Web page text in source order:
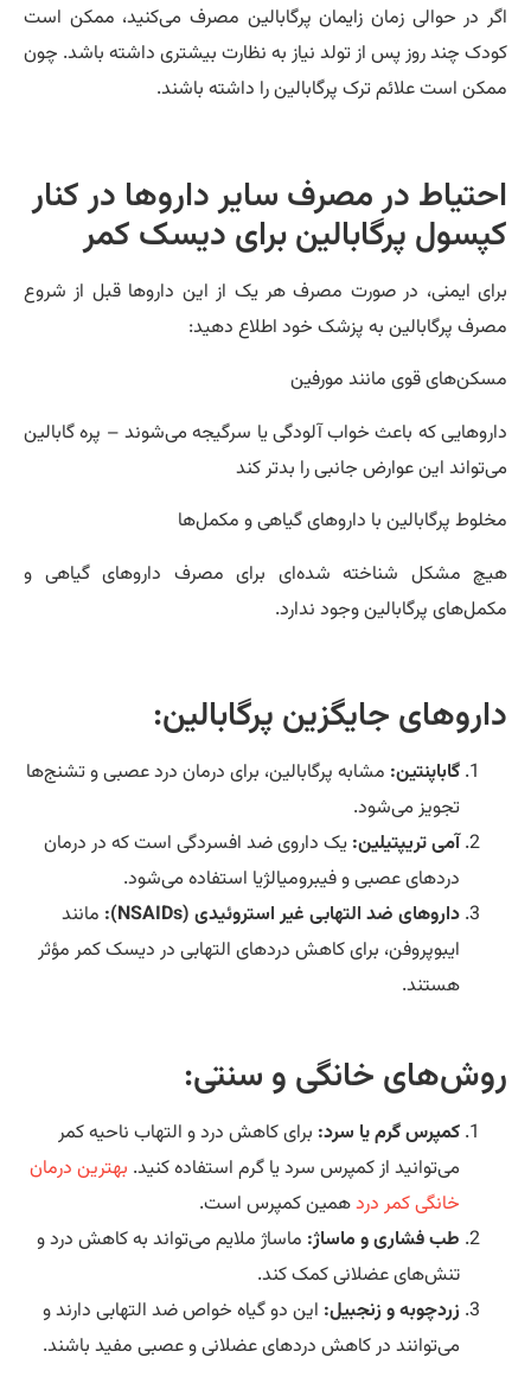
در حوالی زمان زایمان پرگابالین مصرف می‌کنید، ممکن است
چند روز پس از تولد نیاز به نظارت بیشتری داشته باشد. چون
است علائم‌ ترک پرگابالین را داشته باشند.
در مصرف سایر داروها در کنار
پرگابالین برای دیسک کمر
ایمنی، در صورت مصرف هر یک از این داروها قبل از شروع
پرگابالین به پزشک خود اطلاع دهید:
قوی مانند مورفین
که باعث خواب آلودگی یا سرگیجه می‌شوند – پره گابالین
این عوارض جانبی را بدتر کند
پرگابالین با داروهای گیاهی و مکمل‌ها
مشکل شناخته شده‌ای برای مصرف داروهای گیاهی و
پرگابالین وجود ندارد.
جایگزین پرگابالین:
گاباپنتین:مشابه پرگابالین، برای درمان درد عصبی و تشنج‌ها
تجویز می‌شود.
آمی تریپتیلین:یک داروی ضد افسردگی است که در درمان
دردهای عصبی و فیبرومیالژیا استفاده می‌شود.
داروهای ضد التهابی غیر استروئیدی (NSAIDs):
مانند
ایبوپروفن، برای کاهش دردهای التهابی در دیسک کمر مؤثر
هستند.
خانگی و سنتی:
کمپرس گرم یا سرد: برای کاهش درد و التهاب ناحیه کمر
می‌توانید از کمپرس سرد یا گرم استفاده کنید.بهترین درمان
خانگی کمر دردهمین کمپرس است.
طب فشاری و ماساژ:ماساژ ملایم می‌تواند به کاهش درد و
تنش‌های عضلانی کمک کند.
زردچوبه و زنجبیل:این دو گیاه خواص ضد التهابی دارند و
می‌توانند در کاهش دردهای عضلانی و عصبی مفید باشند.